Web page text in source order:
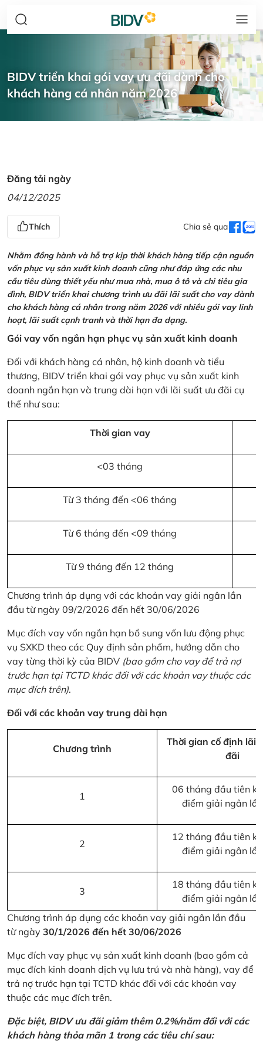
BIDV triển khai gói vay ưu đãi dành cho
khách hàng cá nhân năm 2026
Đăng tải ngày
04/12/2025
Thích Chia sẻ qua
Nhằm đồng hành và hỗ trợ kịp thời khách hàng tiếp cận nguồn
vốn phục vụ sản xuất kinh doanh cũng như đáp ứng các nhu
cầu tiêu dùng thiết yếu như mua nhà, mua ô tô và chi tiêu gia
đình, BIDV triển khai chương trình ưu đãi lãi suất cho vay dành
cho khách hàng cá nhân trong năm 2026 với nhiều gói vay linh
hoạt, lãi suất cạnh tranh và thời hạn đa dạng.
Gói vay vốn ngắn hạn phục vụ sản xuất kinh doanh
Đối với khách hàng cá nhân, hộ kinh doanh và tiểu
thương, BIDV triển khai gói vay phục vụ sản xuất kinh
doanh ngắn hạn và trung dài hạn với lãi suất ưu đãi cụ
thể như sau:
Thời gian vay
<03 tháng
Từ 3 tháng đến <06 tháng
Từ 6 tháng đến <09 tháng
Từ 9 tháng đến 12 tháng
Chương trình áp dụng với các khoản vay giải ngân lần
đầu từ ngày 09/2/2026 đến hết 30/06/2026
Mục đích vay vốn ngắn hạn bổ sung vốn lưu động phục
vụ SXKD theo các Quy định sản phẩm, hướng dẫn cho
vay từng thời kỳ của BIDV (bao gồm cho vay để trả nợ
trước hạn tại TCTD khác đối với các khoản vay thuộc các
mục đích trên).
Đối với các khoản vay trung dài hạn
Chương trình
Thời gian cố định lãi
đãi
1
06 tháng đầu tiên
điểm giải ngân
2
12 tháng đầu tiên
điểm giải ngân
3
18 tháng đầu tiên
điểm giải ngân
Chương trình áp dụng các khoản vay giải ngân lần đầu
từ ngày 30/1/2026 đến hết 30/06/2026
Mục đích vay phục vụ sản xuất kinh doanh (bao gồm cả
mục đích kinh doanh dịch vụ lưu trú và nhà hàng), vay để
trả nợ trước hạn tại TCTD khác đối với các khoản vay
thuộc các mục đích trên.
Đặc biệt, BIDV ưu đãi giảm thêm 0.2%/năm đối với các
khách hàng thỏa mãn 1 trong các tiêu chí sau: